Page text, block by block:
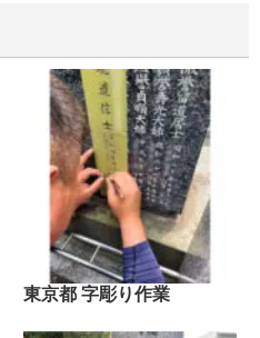
東京都 字彫り作業